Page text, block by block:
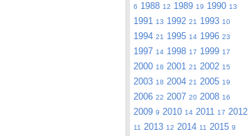
6 1988 12 1989 19 1990 13
1991 13 1992 21 1993 10
1994 21 1995 14 1996 23
1997 14 1998 17 1999 17
2000 18 2001 21 2002 15
2003 18 2004 21 2005 19
2006 22 2007 20 2008 16
2009 9 2010 14 2011 17 2012
11 2013 12 2014 11 2015 9